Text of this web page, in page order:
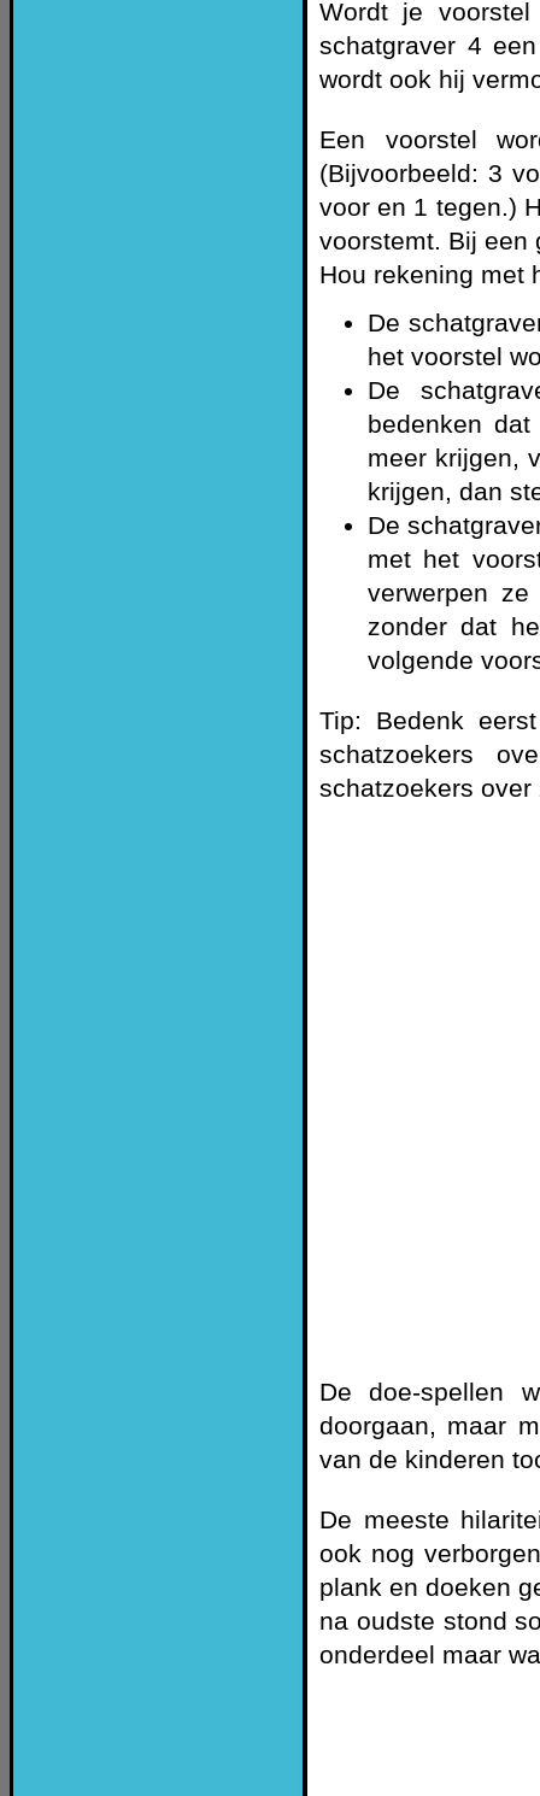
Wordt je
schatgraver 4
wordt ook hij
Een voorstel
(Bijvoorbeeld: 3
voor en 1 tegen.)
voorstemt. Bij een
Hou rekening met
De
het voorstel
De
bedenken
meer krijgen,
krijgen, dan
De
met het
verwerpen
zonder dat
volgende
Tip: Bedenk
schatzoekers
schatzoekers
De doe-spellen
doorgaan, maar
van de kinderen
De meeste
ook nog
plank en doeken
na oudste stond
onderdeel maar